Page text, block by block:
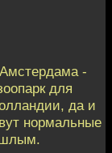
-
для
да и
нормальные